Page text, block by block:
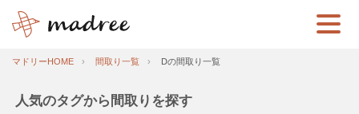
マドリーHOME 間取り一覧 Dの間取り一覧
人気のタグから間取りを探す